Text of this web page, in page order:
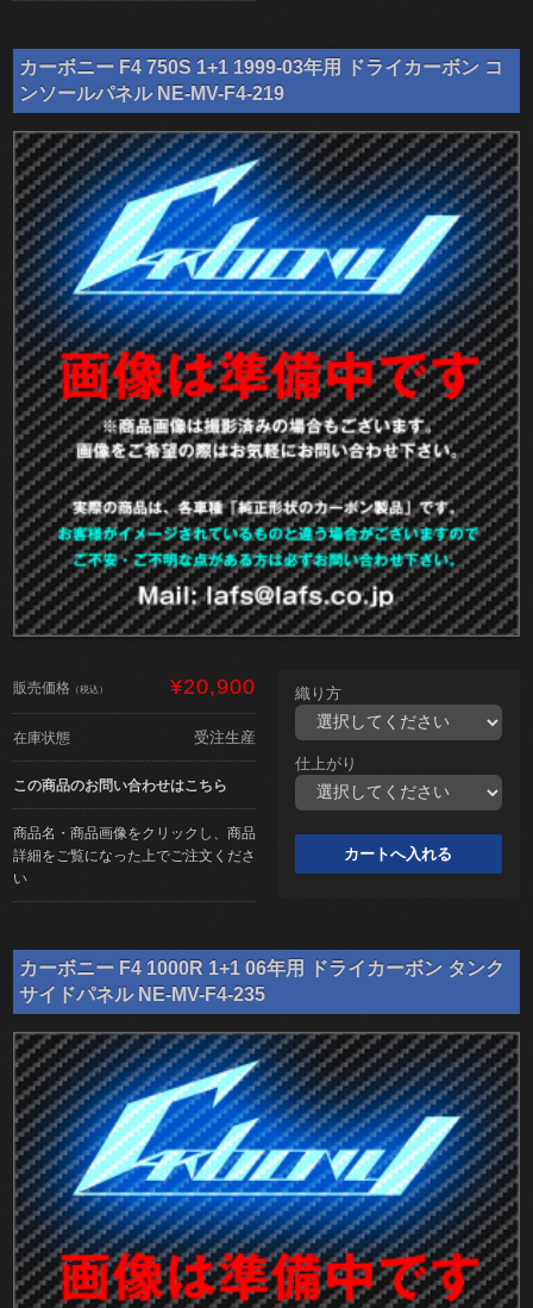
カーボニー F4 750S 1+1 1999-03年用 ドライカーボン コ
ンソールパネル NE-MV-F4-219
販売価格 （税込） ¥20,900
在庫状態 受注生産
この商品のお問い合わせはこちら
商品名・商品画像をクリックし、商品
詳細をご覧になった上でご注文くださ
い
織り方
仕上がり
カーボニー F4 1000R 1+1 06年用 ドライカーボン タンク
サイドパネル NE-MV-F4-235